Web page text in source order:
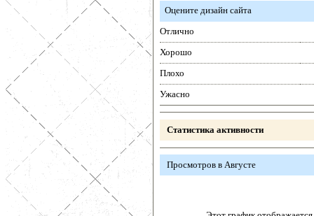
Оцените дизайн сайта
Отлично
Хорошо
Плохо
Ужасно
Статистика активности
Просмотров в Августе